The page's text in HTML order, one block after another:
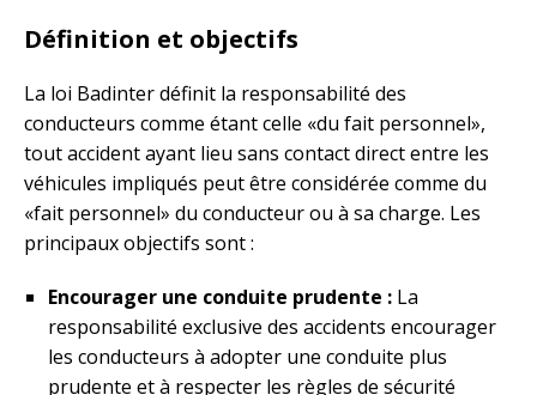
Définition et objectifs
La loi Badinter définit la responsabilité des
conducteurs comme étant celle «du fait personnel»,
tout accident ayant lieu sans contact direct entre les
véhicules impliqués peut être considérée comme du
«fait personnel» du conducteur ou à sa charge. Les
principaux objectifs sont :
Encourager une conduite prudente : La
responsabilité exclusive des accidents encourager
les conducteurs à adopter une conduite plus
prudente et à respecter les règles de sécurité